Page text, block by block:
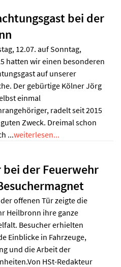
bei der
12.07. auf Sonntag,
hatten wir einen besonderen
auf unserer
Der gebürtige Kölner Jörg
einmal
radelt seit 2015
Zweck. Dreimal schon
...weiterlesen...
bei der Feuerwehr
der offenen Tür zeigte die
Heilbronn ihre ganze
Besucher erhielten
Einblicke in Fahrzeuge,
und die Arbeit der
HSt-Redakteur